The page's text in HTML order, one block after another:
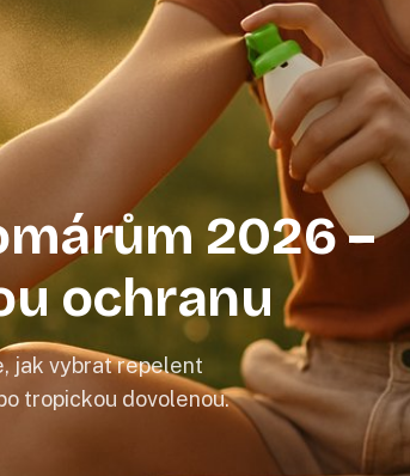
2026 –
ochranu
jak vybrat repelent
tropickou dovolenou.